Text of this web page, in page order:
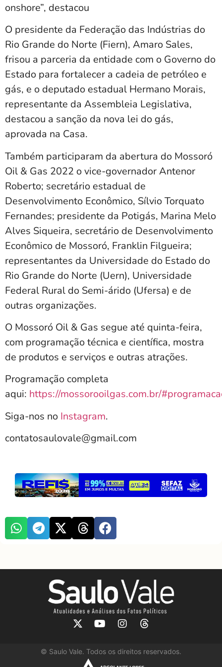
onshore”, destacou
O presidente da Federação das Indústrias do
Rio Grande do Norte (Fiern), Amaro Sales,
frisou a parceria da entidade com o Governo do
Estado para fortalecer a cadeia de petróleo e
gás, e o deputado estadual Hermano Morais,
representante da Assembleia Legislativa,
destacou a sanção da nova lei do gás,
aprovada na Casa.
Também participaram da abertura do Mossoró
Oil & Gas 2022 o vice-governador Antenor
Roberto; secretário estadual de
Desenvolvimento Econômico, Sílvio Torquato
Fernandes; presidente da Potigás, Marina Melo
Alves Siqueira, secretário de Desenvolvimento
Econômico de Mossoró, Franklin Filgueira;
representantes da Universidade do Estado do
Rio Grande do Norte (Uern), Universidade
Federal Rural do Semi-árido (Ufersa) e de
outras organizações.
O Mossoró Oil & Gas segue até quinta-feira,
com programação técnica e científica, mostra
de produtos e serviços e outras atrações.
Programação completa
aqui: https://mossorooilgas.com.br/
Siga-nos no Instagram.
contatosaulovale@gmail.com
© Saulo Vale. Todos os direitos reservados.